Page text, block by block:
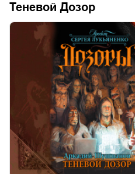
Теневой Дозор